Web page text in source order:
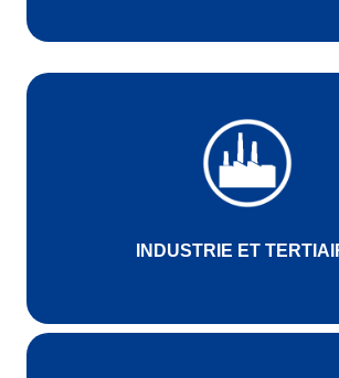
INDUSTRIE ET